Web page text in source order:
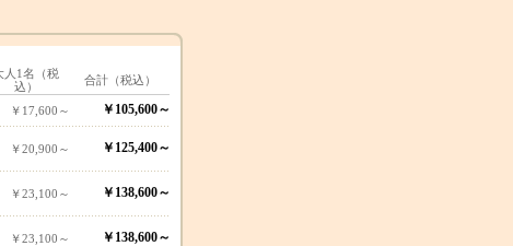
人1名（税
込）
合計（税込）
￥17,600～
￥105,600～
￥20,900～ ￥125,400～
￥23,100～ ￥138,600～
￥23,100～ ￥138,600～